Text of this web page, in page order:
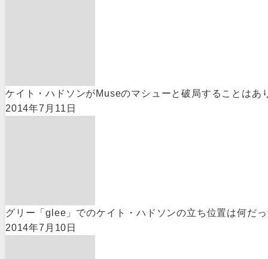
ケイト・ハドソンがMuseのマシューと破局することはあ
2014年7月11日
グリー「glee」でのケイト・ハドソンの立ち位置は何だ
2014年7月10日